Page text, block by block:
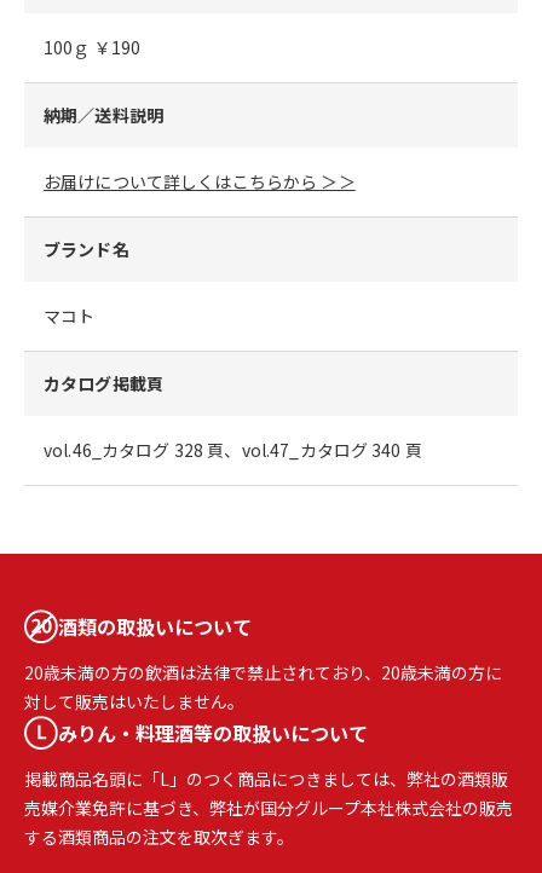
100ｇ ￥190
納期／送料説明
お届けについて詳しくはこちらから ＞＞
ブランド名
マコト
カタログ掲載頁
vol.46_カタログ 328 頁、vol.47_カタログ 340 頁
酒類の取扱いについて
20歳未満の方の飲酒は法律で禁止されており、20歳未満の方に
対して販売はいたしません。
みりん・料理酒等の取扱いについて
掲載商品名頭に「L」のつく商品につきましては、弊社の酒類販
売媒介業免許に基づき、弊社が国分グループ本社株式会社の販売
する酒類商品の注文を取次ぎます。